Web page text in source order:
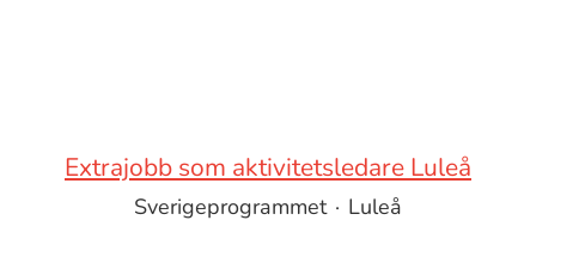
Extrajobb som aktivitetsledare Luleå
Sverigeprogrammet · Luleå